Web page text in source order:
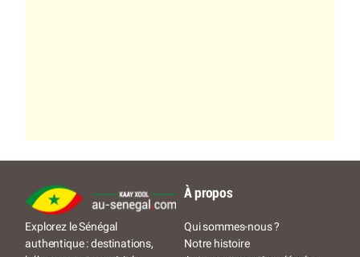
Explorez le Sénégal
authentique : destinations,
À propos
Qui sommes-nous ?
Notre histoire